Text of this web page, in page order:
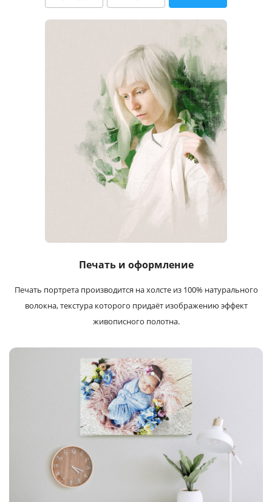
Печать и оформление
Печать портрета производится на холсте из 100% натурального
волокна, текстура которого придаёт изображению эффект
живописного полотна.